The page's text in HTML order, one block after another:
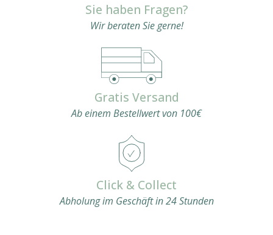
Sie haben Fragen?
Wir beraten Sie gerne!
Gratis Versand
Ab einem Bestellwert von 100€
Click & Collect
Abholung im Geschäft in 24 Stunden